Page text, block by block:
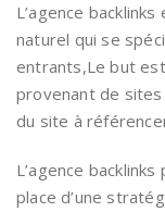
L’agence
naturel qui se
entrants,Le but
provenant de
du site à
L’agence
place d’une